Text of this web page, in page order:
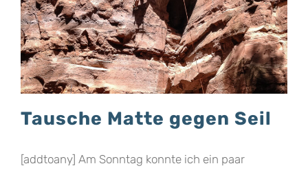
Tausche Matte gegen Seil
[addtoany] Am Sonntag konnte ich ein paar